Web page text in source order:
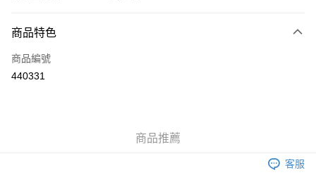
信用卡
Apple Pay
商品特色
商品編號
440331
商品推薦
客服